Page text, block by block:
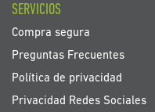
SERVICIOS
Compra segura
Preguntas Frecuentes
Política de privacidad
Privacidad Redes Sociales